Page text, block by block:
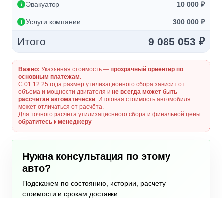
Эвакуатор 10 000 ₽
Услуги компании 300 000 ₽
Итого 9 085 053 ₽
Важно: Указанная стоимость — прозрачный ориентир по
основным платежам.
С 01.12.25 года размер утилизационного сбора зависит от
объема и мощности двигателя и не всегда может быть
рассчитан автоматически. Итоговая стоимость автомобиля
может отличаться от расчёта.
Для точного расчёта утилизационного сбора и финальной цены
обратитесь к менеджеру
Нужна консультация по этому
авто?
Подскажем по состоянию, истории, расчету
стоимости и срокам доставки.